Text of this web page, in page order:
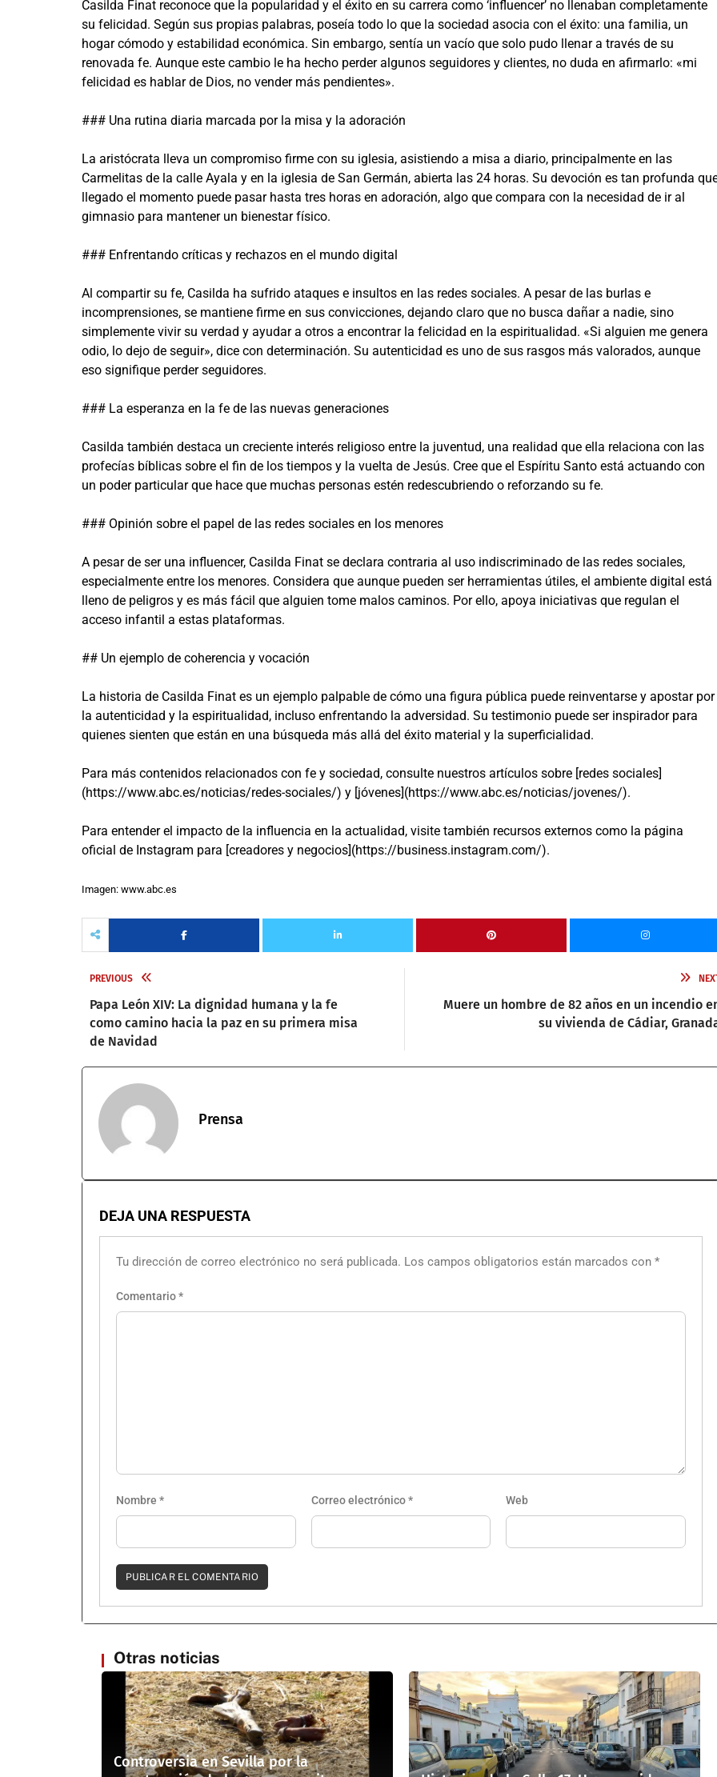
Casilda Finat reconoce que la popularidad y el éxito en su carrera como ‘influencer’ no llenaban completamente
su felicidad. Según sus propias palabras, poseía todo lo que la sociedad asocia con el éxito: una familia, un
hogar cómodo y estabilidad económica. Sin embargo, sentía un vacío que solo pudo llenar a través de su
renovada fe. Aunque este cambio le ha hecho perder algunos seguidores y clientes, no duda en afirmarlo: «mi
felicidad es hablar de Dios, no vender más pendientes».
### Una rutina diaria marcada por la misa y la adoración
La aristócrata lleva un compromiso firme con su iglesia, asistiendo a misa a diario, principalmente en las
Carmelitas de la calle Ayala y en la iglesia de San Germán, abierta las 24 horas. Su devoción es tan profunda
llegado el momento puede pasar hasta tres horas en adoración, algo que compara con la necesidad de ir al
gimnasio para mantener un bienestar físico.
### Enfrentando críticas y rechazos en el mundo digital
Al compartir su fe, Casilda ha sufrido ataques e insultos en las redes sociales. A pesar de las burlas e
incomprensiones, se mantiene firme en sus convicciones, dejando claro que no busca dañar a nadie, sino
simplemente vivir su verdad y ayudar a otros a encontrar la felicidad en la espiritualidad. «Si alguien me genera
odio, lo dejo de seguir», dice con determinación. Su autenticidad es uno de sus rasgos más valorados, aunque
eso signifique perder seguidores.
### La esperanza en la fe de las nuevas generaciones
Casilda también destaca un creciente interés religioso entre la juventud, una realidad que ella relaciona con las
profecías bíblicas sobre el fin de los tiempos y la vuelta de Jesús. Cree que el Espíritu Santo está actuando con
un poder particular que hace que muchas personas estén redescubriendo o reforzando su fe.
### Opinión sobre el papel de las redes sociales en los menores
A pesar de ser una influencer, Casilda Finat se declara contraria al uso indiscriminado de las redes sociales,
especialmente entre los menores. Considera que aunque pueden ser herramientas útiles, el ambiente digital está
lleno de peligros y es más fácil que alguien tome malos caminos. Por ello, apoya iniciativas que regulan el
acceso infantil a estas plataformas.
## Un ejemplo de coherencia y vocación
La historia de Casilda Finat es un ejemplo palpable de cómo una figura pública puede reinventarse y apostar por
la autenticidad y la espiritualidad, incluso enfrentando la adversidad. Su testimonio puede ser inspirador para
quienes sienten que están en una búsqueda más allá del éxito material y la superficialidad.
Para más contenidos relacionados con fe y sociedad, consulte nuestros artículos sobre [redes sociales]
(https://www.abc.es/noticias/redes-sociales/) y [jóvenes](https://www.abc.es/noticias/jovenes/).
Para entender el impacto de la influencia en la actualidad, visite también recursos externos como la página
oficial de Instagram para [creadores y negocios](https://business.instagram.com/).
Imagen: www.abc.es
PREVIOUS
Papa León XIV: La dignidad humana y la fe
como camino hacia la paz en su primera misa
de Navidad
Muere un hombre de 82 años en un incendio
su vivienda de Cádiar,
Prensa
DEJA UNA RESPUESTA
Tu dirección de correo electrónico no será publicada. Los campos obligatorios están marcados con *
Comentario*
Nombre * Correo electrónico* Web
Otras noticias
Controversia en Sevilla por la